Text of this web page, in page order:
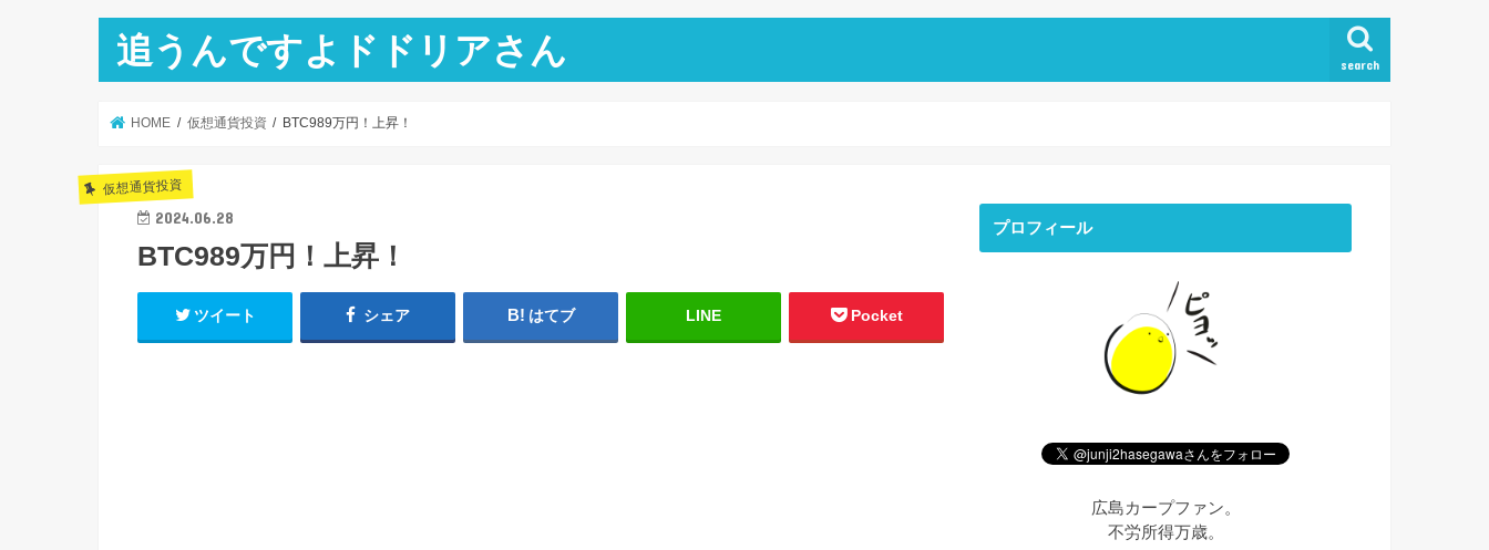
追うんですよドドリアさん search
HOME 仮想通貨投資 BTC989万円！上昇！
仮想通貨投資
2024.06.28
BTC989万円！上昇！
ツイート シェア はてブ LINE Pocket
プロフィール
広島カープファン。
不労所得万歳。